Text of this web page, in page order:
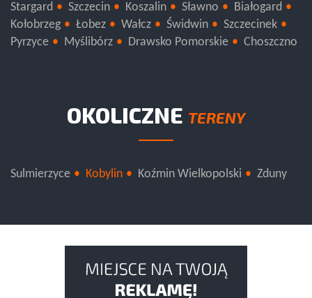
Stargard
Szczecin Koszalin Sławno
Białogard
Kołobrzeg
Łobez Wałcz Świdwin
Szczecinek
Pyrzyce
Myślibórz Drawsko Pomorskie Choszczno
OKOLICZNE TERENY
Sulmierzyce Kobylin Koźmin Wielkopolski Zduny